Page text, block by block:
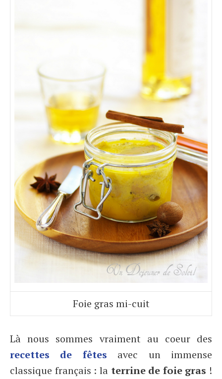
Foie gras mi-cuit
Là nous sommes vraiment au coeur des
recettes de fêtes
avec un immense
classique français : la terrine de foie gras !